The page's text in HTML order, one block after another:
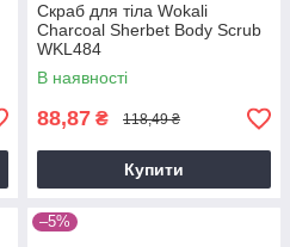
Скраб для тіла Wokali
Charcoal Sherbet Body Scrub
WKL484
В наявності
88,87 ₴ 118,49 ₴
Купити
–5%